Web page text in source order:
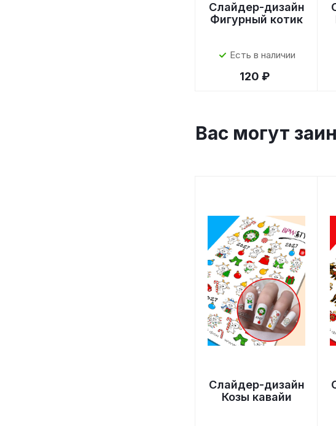
Слайдер-дизайн
Фигурный котик
Есть в наличии
120 ₽
Вас могут
Слайдер-дизайн
Козы кавайи